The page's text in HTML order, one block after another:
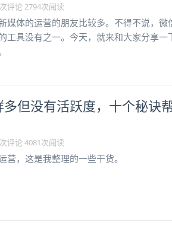
评论2794次阅读
媒体的运营的朋友比较多。不得不说，微
工具没有之一。今天，就来和大家分享一
多但没有活跃度，十个秘诀
评论4081次阅读
，这是我整理的一些干货。